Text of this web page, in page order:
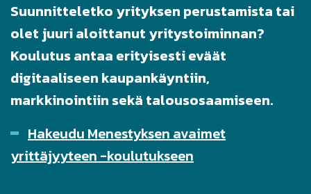
Suunnitteletko yrityksen perustamista tai
olet juuri aloittanut yritystoiminnan?
Koulutus antaa erityisesti eväät
digitaaliseen kaupankäyntiin,
markkinointiin sekä talousosaamiseen.
Hakeudu Menestyksen avaimet
yrittäjyyteen -koulutukseen